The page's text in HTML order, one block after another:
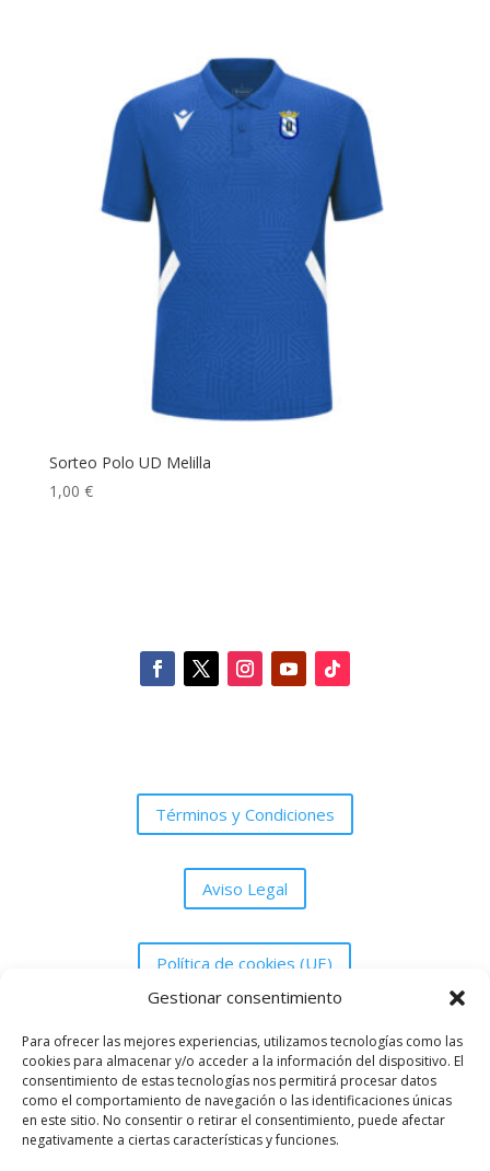
Gestionar consentimiento
Para ofrecer las mejores experiencias, utilizamos tecnologías como las
cookies para almacenar y/o acceder a la información del dispositivo. El
consentimiento de estas tecnologías nos permitirá procesar datos
como el comportamiento de navegación o las identificaciones únicas
en este sitio. No consentir o retirar el consentimiento, puede afectar
negativamente a ciertas características y funciones.
Sorteo Polo UD Melilla
1,00 €
Términos y Condiciones
Aviso Legal
Política de cookies (UE)
Política de Privacidad
Asociación Peña Grada UDM de Melilla